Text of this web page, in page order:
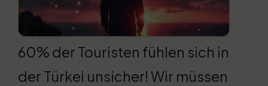
60% der Touristen fühlen sich in
der Türkei unsicher! Wir müssen